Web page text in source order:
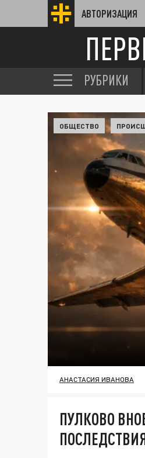
АВТОРИЗАЦИЯ
РУБРИКИ
ОБЩЕСТВО
АНАСТАСИЯ ИВАНОВА
ПУЛКОВО